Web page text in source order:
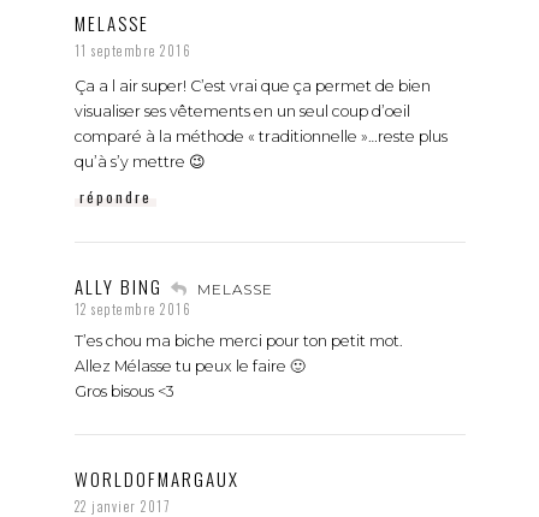
MELASSE
11 septembre 2016
Ça a l air super! C’est vrai que ça permet de bien
visualiser ses vêtements en un seul coup d’oeil
comparé à la méthode « traditionnelle »…reste plus
qu’à s’y mettre 😉
répondre
ALLY BING MELASSE
12 septembre 2016
T’es chou ma biche merci pour ton petit mot.
Allez Mélasse tu peux le faire 🙂
Gros bisous <3
WORLDOFMARGAUX
22 janvier 2017